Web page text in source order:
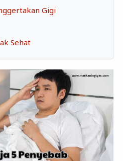
Gigi
Sehat